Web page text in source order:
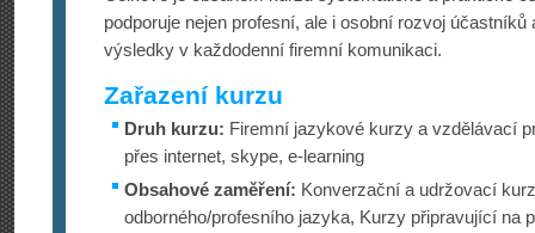
podporuje nejen profesní, ale i osobní rozvoj účastníků
výsledky v každodenní firemní komunikaci.
Zařazení kurzu
Druh kurzu: Firemní jazykové kurzy a vzdělávací
přes internet, skype, e-learning
Obsahové zaměření: Konverzační a udržovací
odborného/profesního jazyka, Kurzy připravující na